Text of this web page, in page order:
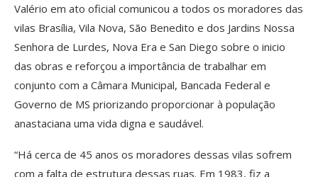
Valério em ato oficial comunicou a todos os moradores das
vilas Brasília, Vila Nova, São Benedito e dos Jardins Nossa
Senhora de Lurdes, Nova Era e San Diego sobre o inicio
das obras e reforçou a importância de trabalhar em
conjunto com a Câmara Municipal, Bancada Federal e
Governo de MS priorizando proporcionar à população
anastaciana uma vida digna e saudável.
“Há cerca de 45 anos os moradores dessas vilas sofrem
com a falta de estrutura dessas ruas. Em 1983, fiz a